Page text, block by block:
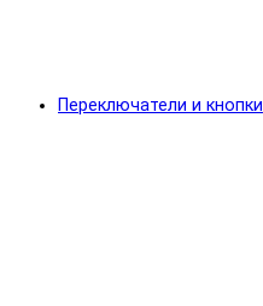
Переключатели и кнопки